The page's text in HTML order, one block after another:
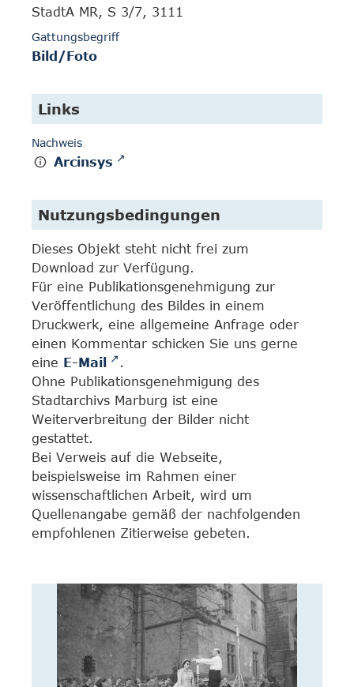
StadtA MR, S 3/7, 3111
Gattungsbegriff
Bild/Foto
Links
Nachweis
Arcinsys
Nutzungsbedingungen
Dieses Objekt steht nicht frei zum
Download zur Verfügung.
Für eine Publikationsgenehmigung zur
Veröffentlichung des Bildes in einem
Druckwerk, eine allgemeine Anfrage oder
einen Kommentar schicken Sie uns gerne
eine E-Mail
.
Ohne Publikationsgenehmigung des
Stadtarchivs Marburg ist eine
Weiterverbreitung der Bilder nicht
gestattet.
Bei Verweis auf die Webseite,
beispielsweise im Rahmen einer
wissenschaftlichen Arbeit, wird um
Quellenangabe gemäß der nachfolgenden
empfohlenen Zitierweise gebeten.